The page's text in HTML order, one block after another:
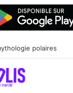
comme un art du lien